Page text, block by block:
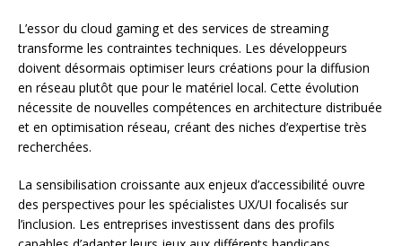
L’essor du cloud gaming et des services de streaming
transforme les contraintes techniques. Les développeurs
doivent désormais optimiser leurs créations pour la diffusion
en réseau plutôt que pour le matériel local. Cette évolution
nécessite de nouvelles compétences en architecture distribuée
et en optimisation réseau, créant des niches d’expertise très
recherchées.
La sensibilisation croissante aux enjeux d’accessibilité ouvre
des perspectives pour les spécialistes UX/UI focalisés sur
l’inclusion. Les entreprises investissent dans des profils